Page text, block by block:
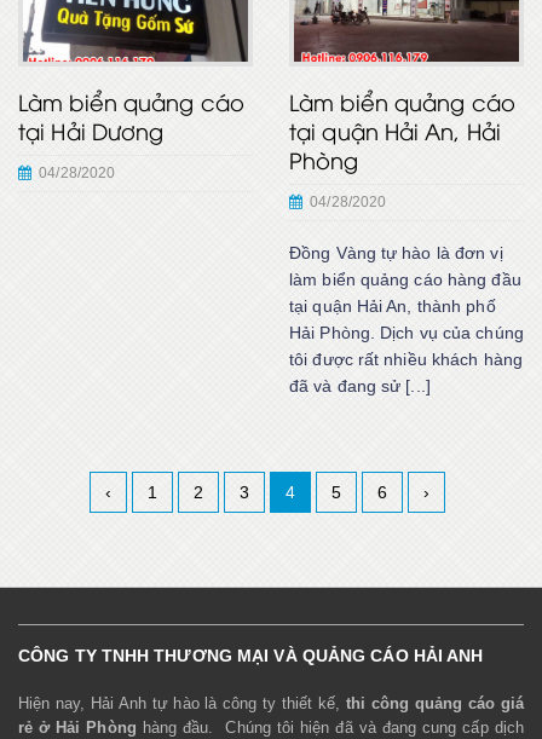
Làm biển quảng cáo
tại Hải Dương
04/28/2020
Làm biển quảng cáo
tại quận Hải An, Hải
Phòng
04/28/2020
Đồng Vàng tự hào là đơn vị
làm biển quảng cáo hàng đầu
tại quận Hải An, thành phố
Hải Phòng. Dịch vụ của chúng
tôi được rất nhiều khách hàng
đã và đang sử [...]
‹ 1 2 3 4 5 6 ›
CÔNG TY TNHH THƯƠNG MẠI VÀ QUẢNG CÁO HẢI ANH
Hiện nay, Hải Anh tự hào là công ty thiết kế, thi công quảng cáo giá
rẻ ở Hải Phòng hàng đầu. Chúng tôi hiện đã và đang cung cấp dịch